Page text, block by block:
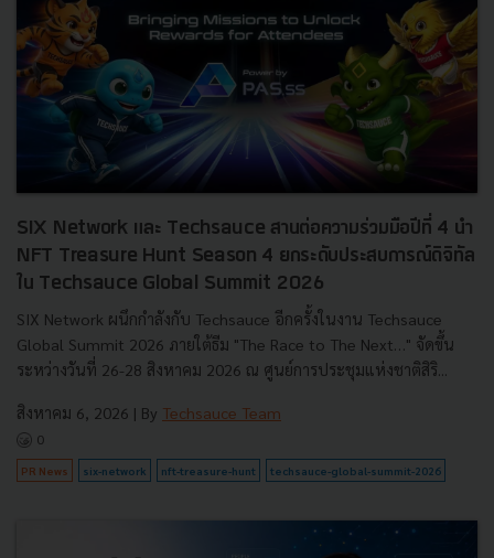
SIX Network และ Techsauce สานต่อความร่วมมือปีที่ 4 นำ
NFT Treasure Hunt Season 4 ยกระดับประสบการณ์ดิจิทัล
ใน Techsauce Global Summit 2026
SIX Network ผนึกกำลังกับ Techsauce อีกครั้งในงาน Techsauce
Global Summit 2026 ภายใต้ธีม "The Race to The Next…" จัดขึ้น
ระหว่างวันที่ 26-28 สิงหาคม 2026 ณ ศูนย์การประชุมแห่งชาติสิริ...
สิงหาคม 6, 2026 | By Techsauce Team
0
PR News six-network nft-treasure-hunt techsauce-global-summit-2026